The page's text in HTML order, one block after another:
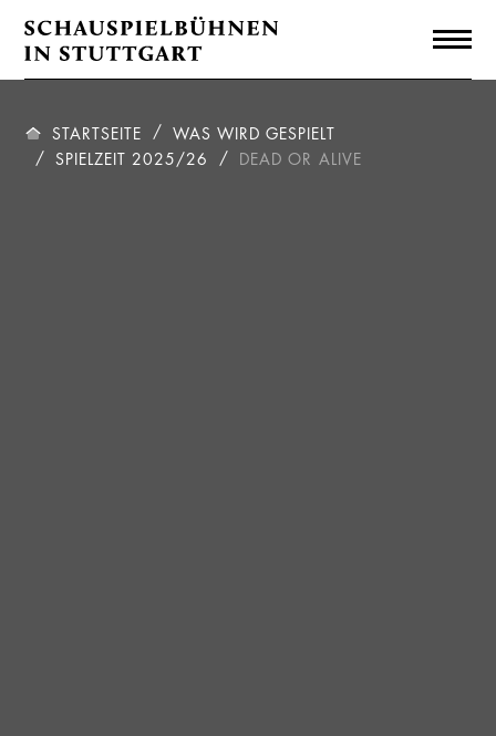
STARTSEITE
WAS WIRD GESPIELT
SPIELZEIT 2025/26
DEAD OR ALIVE